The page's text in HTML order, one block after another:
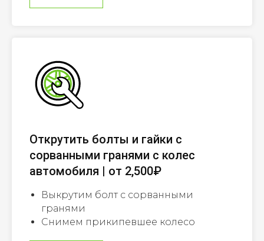
Открутить болты и гайки с
сорванными гранями с колес
автомобиля | от 2,500₽
Выкрутим болт с сорванными
гранями
Снимем прикипевшее колесо